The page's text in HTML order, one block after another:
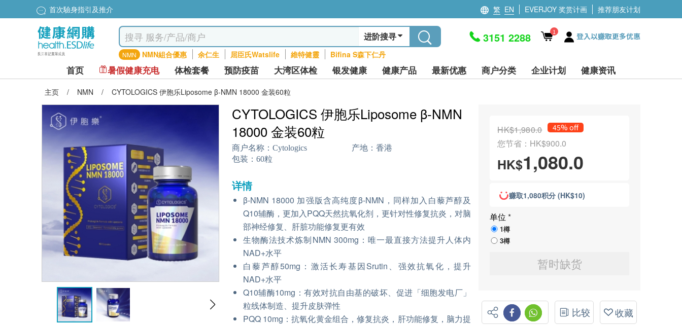
首次驗身指引及推介 繁 EN EVERJOY 奖赏计画 推荐朋友计划
进阶搜寻
NMN NMN組合優惠 余仁生 屈臣氏Watslife 維特健靈 Bifina S森下仁丹
3151 2288 1 登入以赚取更多优惠
首页 暑假健康充电 体检套餐 预防疫苗 大湾区体检 银发健康 健康产品 最新优惠 商户分类 企业计划 健康资讯
主页 / NMN / CYTOLOGICS 伊胞乐Liposome β-NMN 18000 金装60粒
CYTOLOGICS 伊胞乐Liposome β-NMN
18000 金装60粒
商户名称： Cytologics 产地： 香港
包装： 60粒
详情
β-NMN 18000 加强版含高纯度β-NMN，同样加入白藜芦醇及
Q10辅酶，更加入PQQ天然抗氧化剂，更针对性修复抗炎，对脑
部神经修复、肝脏功能修复更有效
生物酶法技术炼制NMN 300mg：唯一最直接方法提升人体内
NAD+水平
白藜芦醇50mg：激活长寿基因Srutin、强效抗氧化，提升
NAD+水平
Q10辅酶10mg：有效对抗自由基的破坏、促进「细胞发电厂」
粒线体制造、提升皮肤弹性
PQQ 10mg：抗氧化黄金组合，修复抗炎，肝功能修复，脑力提
HK$1,980.0 45% off
您节省：HK$900.0
HK$1,080.0
赚取1,080积分 (HK$10)
单位*
1樽
3樽
暂时缺货
比较 收藏